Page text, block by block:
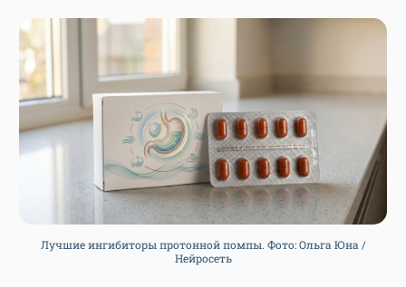
Лучшие ингибиторы протонной помпы. Фото: Ольга Юна /
Нейросеть